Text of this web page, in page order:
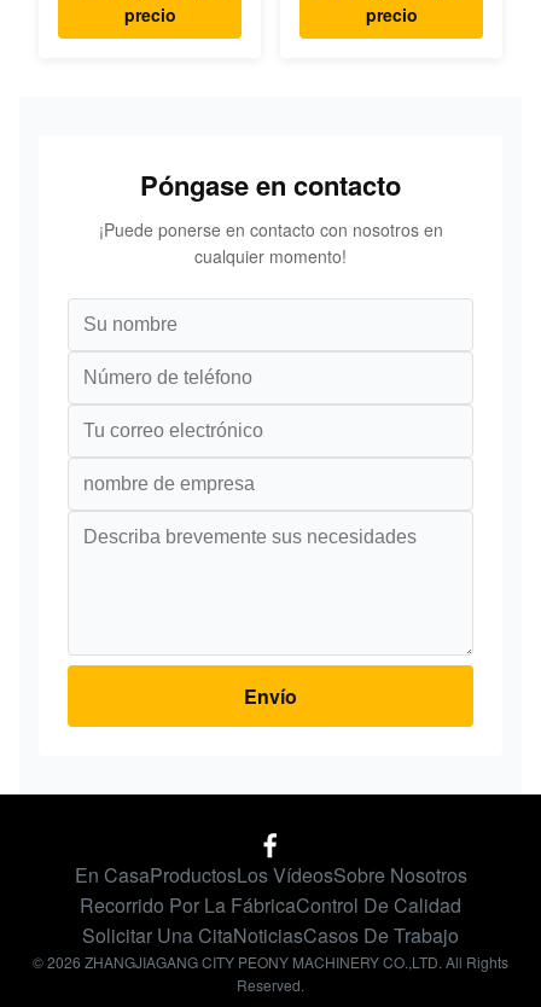
precio
precio
Póngase en contacto
¡Puede ponerse en contacto con nosotros en
cualquier momento!
Envío
En CasaProductosLos VídeosSobre Nosotros
Recorrido Por La FábricaControl De Calidad
Solicitar Una CitaNoticiasCasos De Trabajo
© 2026 ZHANGJIAGANG CITY PEONY MACHINERY CO.,LTD. All Rights
Reserved.